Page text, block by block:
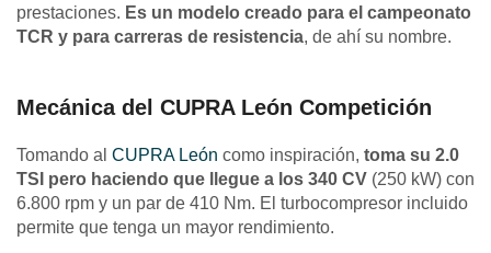
prestaciones. Es un modelo creado para el campeonato
TCR y para carreras de resistencia, de ahí su nombre.
Mecánica del CUPRA León Competición
Tomando al CUPRA León como inspiración, toma su 2.0
TSI pero haciendo que llegue a los 340 CV (250 kW) con
6.800 rpm y un par de 410 Nm. El turbocompresor incluido
permite que tenga un mayor rendimiento.